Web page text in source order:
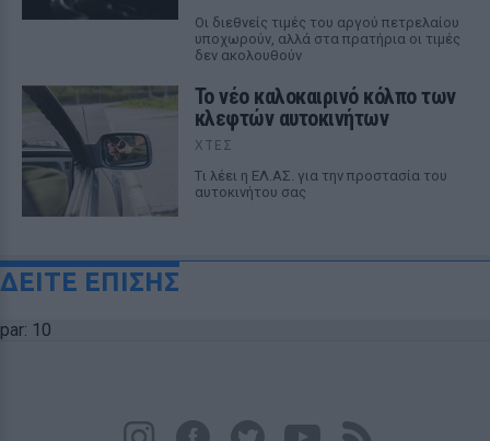
Οι διεθνείς τιμές του αργού πετρελαίου
υποχωρούν, αλλά στα πρατήρια οι τιμές
δεν ακολουθούν
Το νέο καλοκαιρινό κόλπο των
κλεφτών αυτοκινήτων
ΧΤΕΣ
Tι λέει η ΕΛ.ΑΣ. για την προστασία του
αυτοκινήτου σας
ΔΕΙΤΕ ΕΠΙΣΗΣ
par: 10